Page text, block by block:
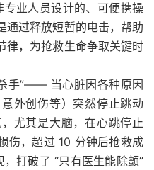
业人员设计的、可便携操
通过释放短暂的电击，帮助
律，为抢救生命争取关键时
手”—— 当心脏因各种原因
外创伤等）突然停止跳动
尤其是大脑，在心跳停止
伤，超过 10 分钟后抢救成
打破了 “只有医生能除颤”